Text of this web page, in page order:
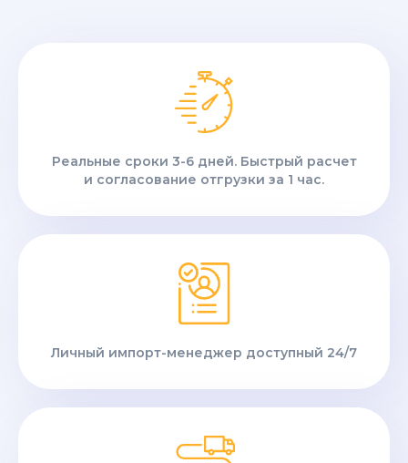
Реальные сроки 3-6 дней. Быстрый расчет
и согласование отгрузки за 1 час.
Личный импорт-менеджер доступный 24/7